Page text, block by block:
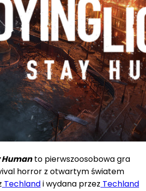
Humanto pierwszoosobowa gra
horror z otwartym światem
Techlandi wydana przez Techland